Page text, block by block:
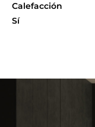
Calefacción
Sí